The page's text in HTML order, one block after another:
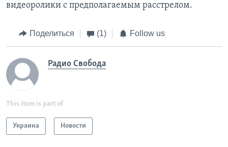
видеоролики с предполагаемым расстрелом.
Поделиться (1) Follow us
Радио Свобода
This item is part of
Украина Новости